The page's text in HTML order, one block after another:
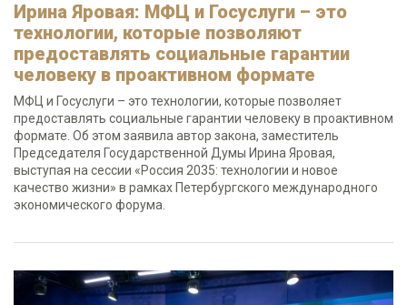
Ирина Яровая: МФЦ и Госуслуги – это
технологии, которые позволяют
предоставлять социальные гарантии
человеку в проактивном формате
МФЦ и Госуслуги – это технологии, которые позволяет
предоставлять социальные гарантии человеку в проактивном
формате. Об этом заявила автор закона, заместитель
Председателя Государственной Думы Ирина Яровая,
выступая на сессии «Россия 2035: технологии и новое
качество жизни» в рамках Петербургского международного
экономического форума.